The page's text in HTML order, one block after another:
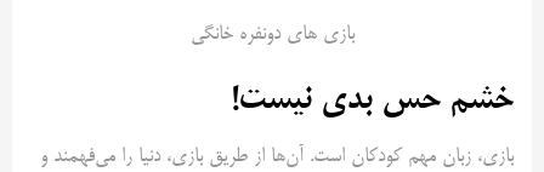
بازی های دونفره خانگی
خشم حس بدی نیست!
بازی، زبان مهم کودکان است. آن‌ها از طریق بازی، دنیا را می‌فهمند و